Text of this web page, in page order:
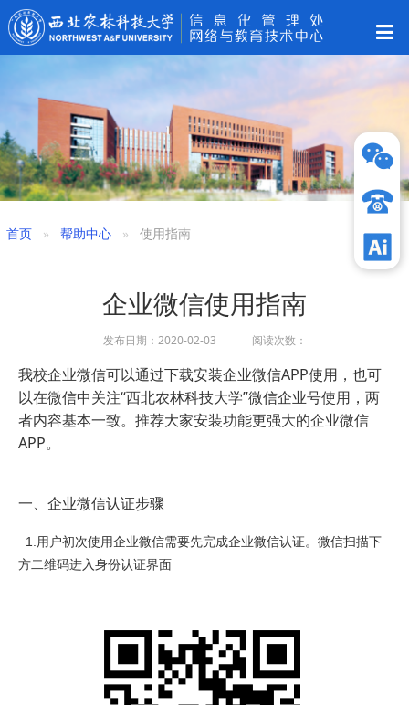
首页 帮助中心 使用指南
企业微信使用指南
发布日期：2020-02-03 阅读次数：
我校企业微信可以通过下载安装企业微信APP使用，也可
以在微信中关注“西北农林科技大学”微信企业号使用，两
者内容基本一致。推荐大家安装功能更强大的企业微信
APP。
一、企业微信认证步骤
1.用户初次使用企业微信需要先完成企业微信认证。微信扫描下
方二维码进入身份认证界面